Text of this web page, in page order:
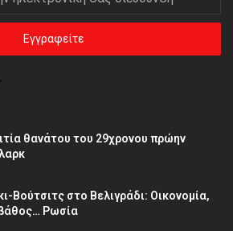
θανάτου του 29χρονου πρώην
Βούτσιτς στο Βελιγράδι: Οικονομία,
Ρωσία